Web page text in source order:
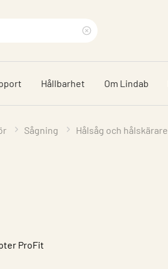
sökfras
Hållbarhet Om Lindab
Sågning Hålsåg och hålskärare
ProFit